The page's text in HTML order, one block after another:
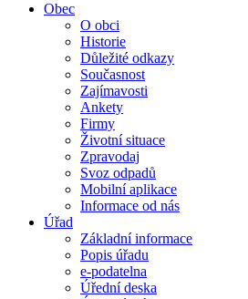
Obec
O obci
Historie
Důležité odkazy
Současnost
Zajímavosti
Ankety
Firmy
Životní situace
Zpravodaj
Svoz odpadů
Mobilní aplikace
Informace od nás
Úřad
Základní informace
Popis úřadu
e-podatelna
Úřední deska